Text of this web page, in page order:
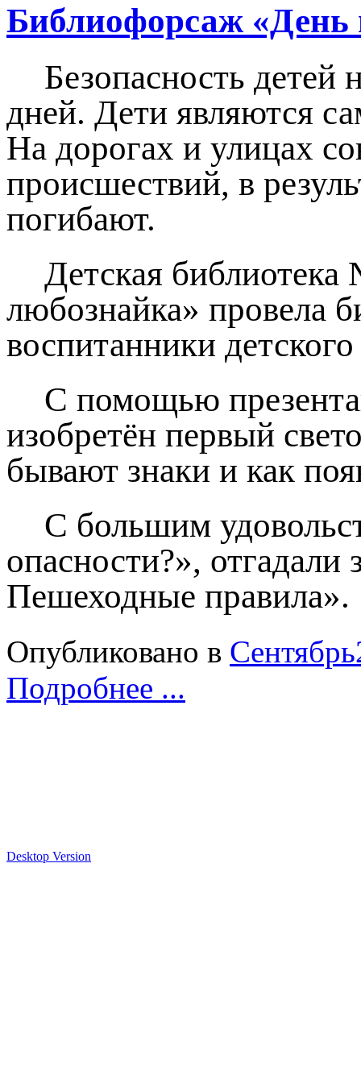
Библиофорсаж «День
Безопасность детей
дней. Дети являются
На дорогах и улицах
происшествий, в
погибают.
Детская
любознайка» провела
воспитанники
С помощью
изобретён первый
бывают знаки и как
С большим
опасности?»,
Пешеходные правила».
Опубликовано в
Подробнее ...
Desktop Version